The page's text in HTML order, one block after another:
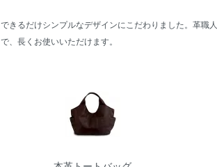
できるだけシンプルなデザインにこだわりました。革職
で、長くお使いいただけます。